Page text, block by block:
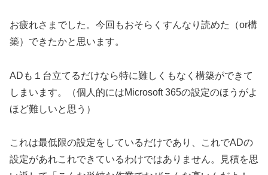
お疲れさまでした。今回もおそらくすんなり読めた（or構
築）できたかと思います。
ADも１台立てるだけなら特に難しくもなく構築ができて
しまいます。（個人的にはMicrosoft 365の設定のほうがよ
ほど難しいと思う）
これは最低限の設定をしているだけであり、これでADの
設定があれこれできているわけではありません。見積を思